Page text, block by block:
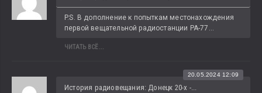
P.S. В дополнение к попыткам местонахождения
первой вещательной радиостанции РА-77...
ЧИТАТЬ ВСЁ...
История радиовещания: Донецк 20-х -...
20.05.2024 12:09